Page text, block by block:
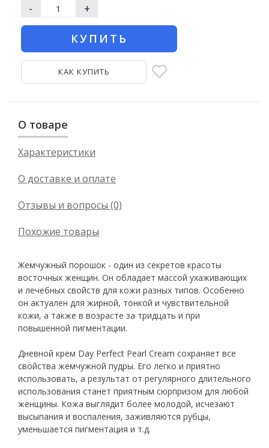
- +
КУПИТЬ
КАК КУПИТЬ
О товаре
Характеристики
О доставке и оплате
Отзывы и вопросы (0)
Похожие товары
Жемчужный порошок - один из секретов красоты
восточных женщин. Он обладает массой ухаживающих
и лечебных свойств для кожи разных типов. Особенно
он актуален для жирной, тонкой и чувствительной
кожи, а также в возрасте за тридцать и при
повышенной пигментации.
Дневной крем Day Perfect Pearl Cream сохраняет все
свойства жемчужной пудры. Его легко и приятно
использовать, а результат от регулярного длительного
использования станет приятным сюрпризом для любой
женщины. Кожа выглядит более молодой, исчезают
высыпания и воспаления, заживляются рубцы,
уменьшается пигментация и т.д.